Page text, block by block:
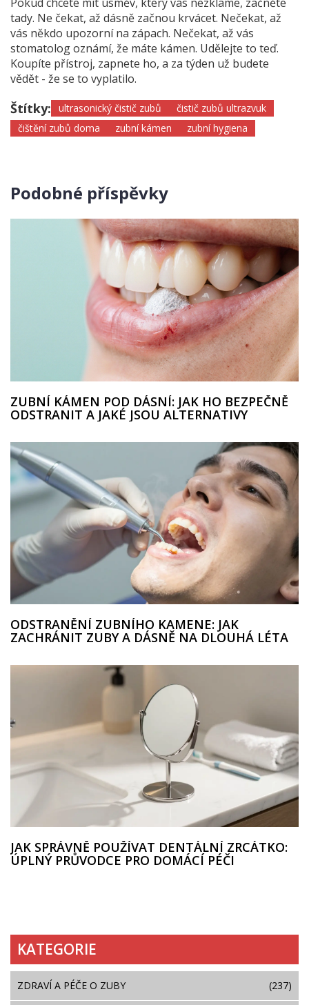
tady. Ne čekat, až dásně začnou krvácet. Nečekat, až
vás někdo upozorní na zápach. Nečekat, až vás
stomatolog oznámí, že máte kámen. Udělejte to teď.
Koupíte přístroj, zapnete ho, a za týden už budete
vědět - že se to vyplatilo.
Štítky: ultrasonický čistič zubů
čistič zubů ultrazvuk
čištění zubů doma
zubní kámen zubní hygiena
Podobné příspěvky
ZUBNÍ KÁMEN POD DÁSNÍ: JAK HO BEZPEČNĚ
ODSTRANIT A JAKÉ JSOU ALTERNATIVY
ODSTRANĚNÍ ZUBNÍHO KAMENE: JAK
ZACHRÁNIT ZUBY A DÁSNĚ NA DLOUHÁ LÉTA
JAK SPRÁVNĚ POUŽÍVAT DENTÁLNÍ ZRCÁTKO:
ÚPLNÝ PRŮVODCE PRO DOMÁCÍ PÉČI
KATEGORIE
ZDRAVÍ A PÉČE O ZUBY (237)